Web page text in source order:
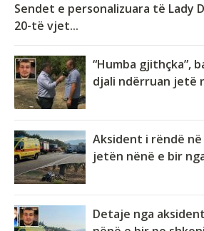
Sendet e personalizuara të Lady
20-të vjet...
“Humba gjithçka”,
djali ndërruan jetë
Aksident i rëndë
jetën nënë e bir
Detaje nga